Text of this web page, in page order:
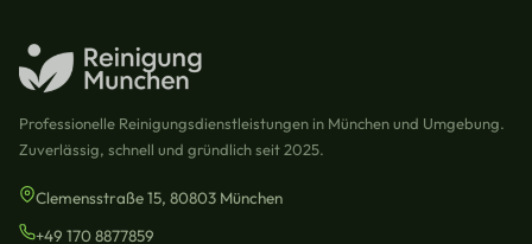
Professionelle Reinigungsdienstleistungen in München und Umgebung.
Zuverlässig, schnell und gründlich seit 2025.
Clemensstraße 15, 80803 München
+49 170 8877859